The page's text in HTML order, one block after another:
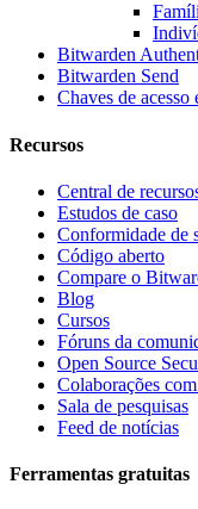
Bitwarden
Bitwarden Send
Chaves de acesso
Recursos
Central de
Estudos de caso
Conformidade de
Código aberto
Compare o
Blog
Cursos
Fóruns da
Open Source
Colaborações
Sala de pesquisas
Feed de notícias
Ferramentas gratuitas